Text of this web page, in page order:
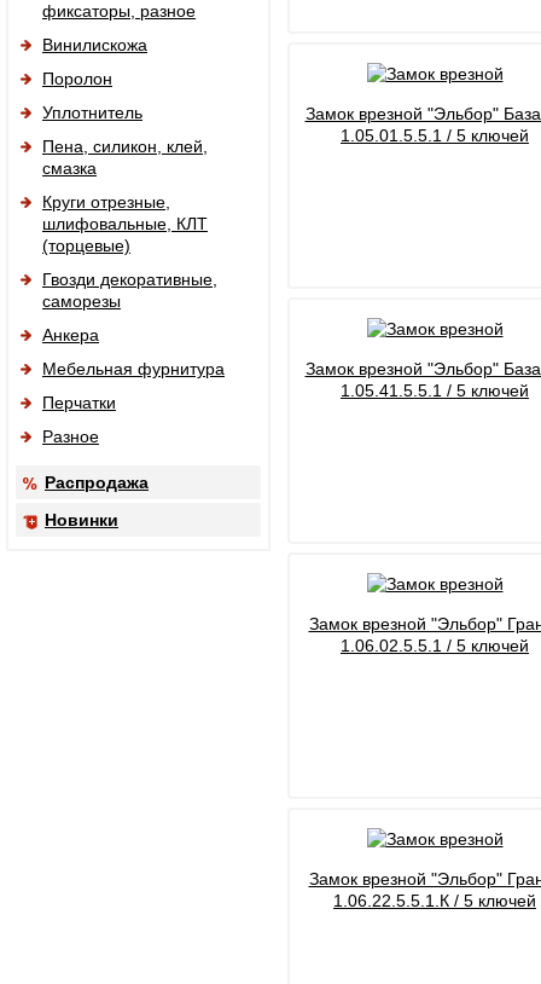
фиксаторы, разное
Винилискожа
Поролон
Уплотнитель
Пена, силикон, клей,
смазка
Круги отрезные,
шлифовальные, КЛТ
(торцевые)
Гвозди декоративные,
саморезы
Анкера
Мебельная фурнитура
Перчатки
Разное
Распродажа
Новинки
Замок врезной "Эльбор"
1.05.01.5.5.1 / 5 ключей
Замок врезной "Эльбор"
1.05.41.5.5.1 / 5 ключей
Замок врезной "Эльбор"
1.06.02.5.5.1 / 5 ключей
Замок врезной "Эльбор"
1.06.22.5.5.1.К / 5 ключей